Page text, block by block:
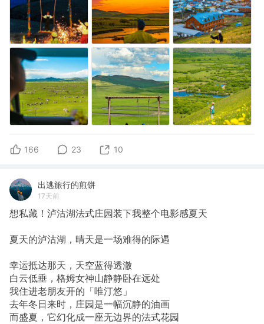
166 23 10
出逃旅行的煎饼
17天前
想私藏！泸沽湖法式庄园装下我整个电影感夏天
夏天的泸沽湖，晴天是一场难得的际遇
幸运抵达那天，天空蓝得透澈
白云低垂，格姆女神山静静卧在远处
我住进老朋友开的「唯汀悠」
去年冬日来时，庄园是一幅沉静的油画
而盛夏，它幻化成一座无边界的法式花园